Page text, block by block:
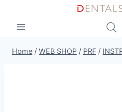
content
Home / WEB SHOP / PRF /